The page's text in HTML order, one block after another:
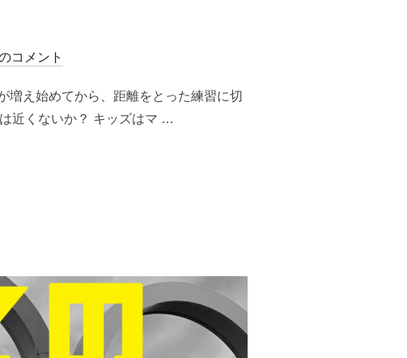
コメント
増え始めてから、距離をとった練習に切
近くないか？ キッズはマ …